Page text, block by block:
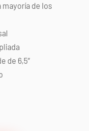
mayoría de los
de 6,5″